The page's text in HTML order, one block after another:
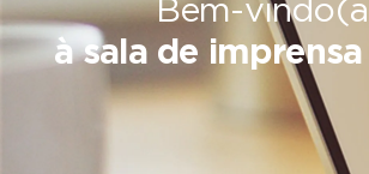
Bem-
à sala de imprensa